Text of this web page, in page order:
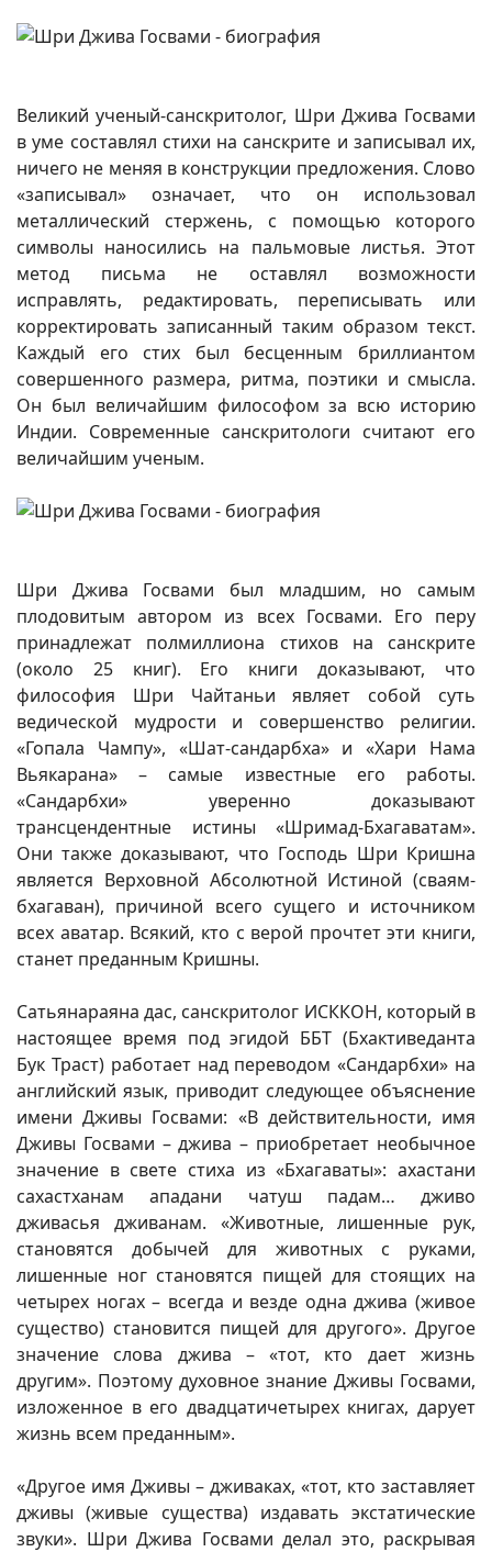
Великий ученый-санскритолог, Шри Джива Госвами
в уме составлял стихи на санскрите и записывал их,
ничего не меняя в конструкции предложения. Слово
«записывал» означает, что он использовал
металлический стержень, с помощью которого
символы наносились на пальмовые листья. Этот
метод письма не оставлял возможности
исправлять, редактировать, переписывать или
корректировать записанный таким образом текст.
Каждый его стих был бесценным бриллиантом
совершенного размера, ритма, поэтики и смысла.
Он был величайшим философом за всю историю
Индии. Современные санскритологи считают его
величайшим ученым.
Шри Джива Госвами был младшим, но самым
плодовитым автором из всех Госвами. Его перу
принадлежат полмиллиона стихов на санскрите
(около 25 книг). Его книги доказывают, что
философия Шри Чайтаньи являет собой суть
ведической мудрости и совершенство религии.
«Гопала Чампу», «Шат-сандарбха» и «Хари Нама
Вьякарана» – самые известные его работы.
«Сандарбхи» уверенно доказывают
трансцендентные истины «Шримад-Бхагаватам».
Они также доказывают, что Господь Шри Кришна
является Верховной Абсолютной Истиной (сваям-
бхагаван), причиной всего сущего и источником
всех аватар. Всякий, кто с верой прочтет эти книги,
станет преданным Кришны.
Сатьянараяна дас, санскритолог ИСККОН, который в
настоящее время под эгидой ББТ (Бхактиведанта
Бук Траст) работает над переводом «Сандарбхи» на
английский язык, приводит следующее объяснение
имени Дживы Госвами: «В действительности, имя
Дживы Госвами – джива – приобретает необычное
значение в свете стиха из «Бхагаваты»: ахастани
сахастханам ападани чатуш падам… дживо
дживасья дживанам. «Животные, лишенные рук,
становятся добычей для животных с руками,
лишенные ног становятся пищей для стоящих на
четырех ногах – всегда и везде одна джива (живое
существо) становится пищей для другого». Другое
значение слова джива – «тот, кто дает жизнь
другим». Поэтому духовное знание Дживы Госвами,
изложенное в его двадцатичетырех книгах, дарует
жизнь всем преданным».
«Другое имя Дживы – дживаках, «тот, кто заставляет
дживы (живые существа) издавать экстатические
звуки». Шри Джива Госвами делал это, раскрывая